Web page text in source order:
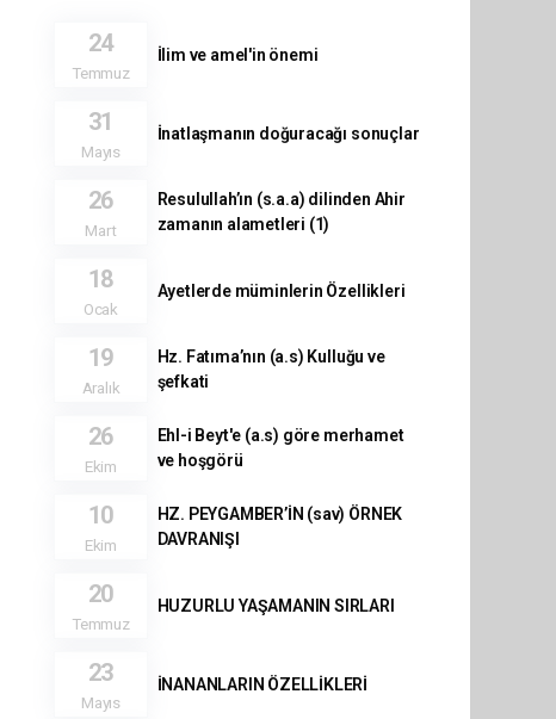
24
Temmuz
İlim ve amel'in önemi
31
Mayıs
İnatlaşmanın doğuracağı sonuçlar
26
Mart
Resulullah’ın (s.a.a) dilinden Ahir
zamanın alametleri (1)
18
Ocak
Ayetlerde müminlerin Özellikleri
19
Aralık
Hz. Fatıma’nın (a.s) Kulluğu ve
şefkati
26
Ekim
Ehl-i Beyt'e (a.s) göre merhamet
ve hoşgörü
10
Ekim
HZ. PEYGAMBER’İN (sav) ÖRNEK
DAVRANIŞI
20
Temmuz
HUZURLU YAŞAMANIN SIRLARI
23
Mayıs
İNANANLARIN ÖZELLİKLERİ